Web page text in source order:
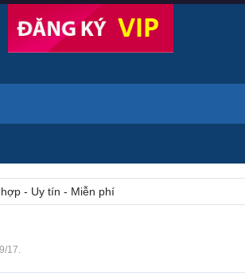
- Uy tín - Miễn phí
17.